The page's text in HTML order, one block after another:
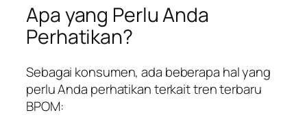
Apa yang Perlu Anda
Perhatikan?
Sebagai konsumen, ada beberapa hal yang
perlu Anda perhatikan terkait tren terbaru
BPOM: